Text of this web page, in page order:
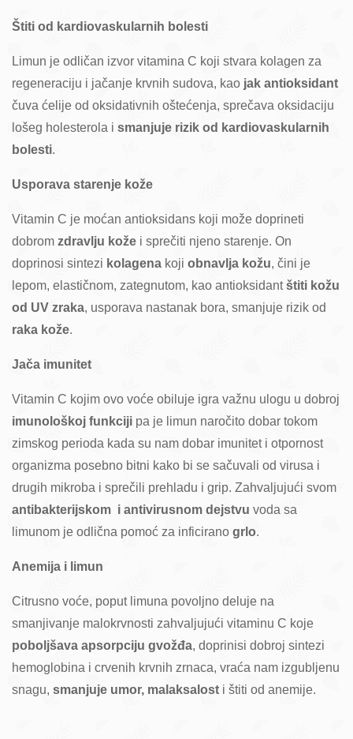
Štiti od kardiovaskularnih bolesti
Limun je odličan izvor vitamina C koji stvara kolagen za
regeneraciju i jačanje krvnih sudova, kao jak antioksidant
čuva ćelije od oksidativnih oštećenja, sprečava oksidaciju
lošeg holesterola i smanjuje rizik od kardiovaskularnih
bolesti.
Usporava starenje kože
Vitamin C je moćan antioksidans koji može doprineti
dobrom zdravlju kože i sprečiti njeno starenje. On
doprinosi sintezi kolagena koji obnavlja kožu, čini je
lepom, elastičnom, zategnutom, kao antioksidantštiti kožu
od UV zraka, usporava nastanak bora, smanjuje rizik od
raka kože.
Jača imunitet
Vitamin C kojim ovo voće obiluje igra važnu ulogu u dobroj
imunološkoj funkciji pa je limun naročito dobar tokom
zimskog perioda kada su nam dobar imunitet i otpornost
organizma posebno bitni kako bi se sačuvali od virusa i
drugih mikroba i sprečili prehladu i grip. Zahvaljujući svom
antibakterijskom i antivirusnom dejstvu voda sa
limunom je odlična pomoć za inficirano grlo.
Anemija i limun
Citrusno voće, poput limuna povoljno deluje na
smanjivanje malokrvnosti zahvaljujući vitaminu C koje
poboljšava apsorpciju gvožđa, doprinisi dobroj sintezi
hemoglobina i crvenih krvnih zrnaca, vraća nam izgubljenu
snagu, smanjuje umor, malaksalost i štiti od anemije.